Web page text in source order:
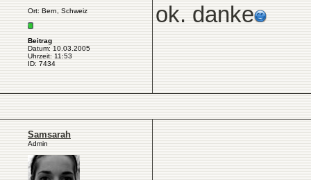
Ort: Bern, Schweiz
Beitrag
Datum: 10.03.2005
Uhrzeit: 11:53
ID: 7434
ok. danke
Samsarah
Admin